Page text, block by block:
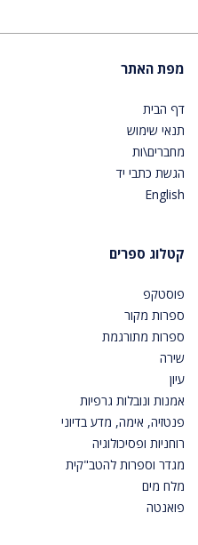
מפת האתר
דף הבית
תנאי שימוש
מחברים\ות
הגשת כתבי יד
English
קטלוג ספרים
פוסטקפ
ספרות מקור
ספרות מתורגמת
שירה
עיון
אמנות ונובלות גרפיות
פנטזיה, אימה, מדע בדיוני
רוחניות ופסיכולוגיה
מגדר וספרות להטב"קית
מלח מים
פואנטה